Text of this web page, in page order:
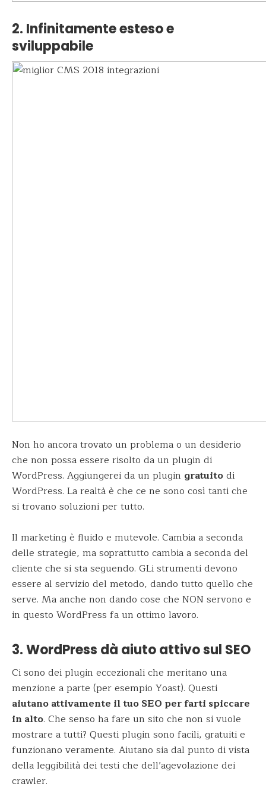
2. Infinitamente esteso e
sviluppabile
Non ho ancora trovato un problema o un desiderio
che non possa essere risolto da un plugin di
WordPress. Aggiungerei da un plugin gratuitodi
WordPress. La realtà è che ce ne sono così tanti che
si trovano soluzioni per tutto.
Il marketing è fluido e mutevole. Cambia a seconda
delle strategie, ma soprattutto cambia a seconda del
cliente che si sta seguendo. GLi strumenti devono
essere al servizio del metodo, dando tutto quello che
serve. Ma anche non dando cose che NON servono e
in questo WordPress fa un ottimo lavoro.
3. WordPress dà aiuto attivo sul SEO
Ci sono dei plugin eccezionali che meritano una
menzione a parte (per esempio Yoast). Questi
aiutano attivamente il tuo SEO per farti spiccare
in alto. Che senso ha fare un sito che non si vuole
mostrare a tutti? Questi plugin sono facili, gratuiti e
funzionano veramente. Aiutano sia dal punto di vista
della leggibilità dei testi che dell’agevolazione dei
crawler.